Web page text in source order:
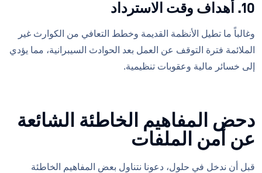
10. أهداف وقت الاسترداد
وغالباً ما تطيل الأنظمة القديمة وخطط التعافي من الكوارث غير
الملائمة فترة التوقف عن العمل بعد الحوادث السيبرانية، مما يؤدي
إلى خسائر مالية وعقوبات تنظيمية.
دحض المفاهيم الخاطئة الشائعة
عن أمن الملفات
قبل أن ندخل في حلول، دعونا نتناول بعض المفاهيم الخاطئة